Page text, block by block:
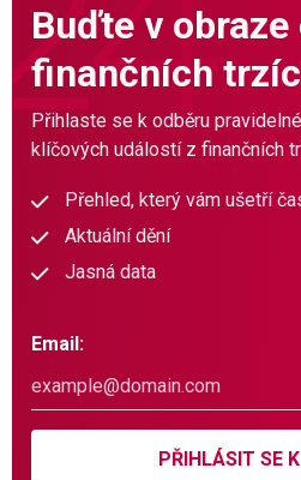
Buďte v obraze
finančních
Přihlaste se k odběru
klíčových událostí z finančních
Přehled, který vám ušetří
Aktuální dění
Jasná data
Email:
PŘIHLÁSIT SE